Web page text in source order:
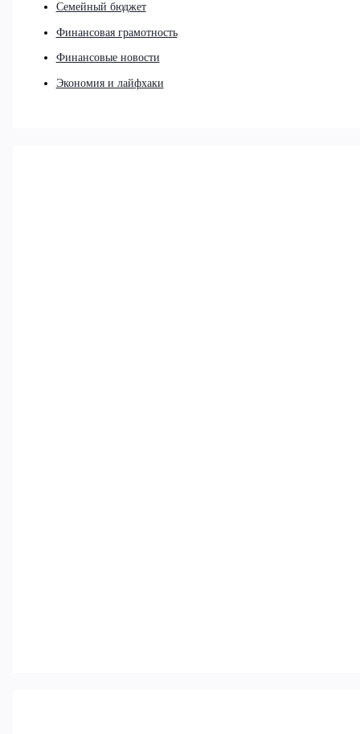
Семейный бюджет
Финансовая грамотность
Финансовые новости
Экономия и лайфхаки